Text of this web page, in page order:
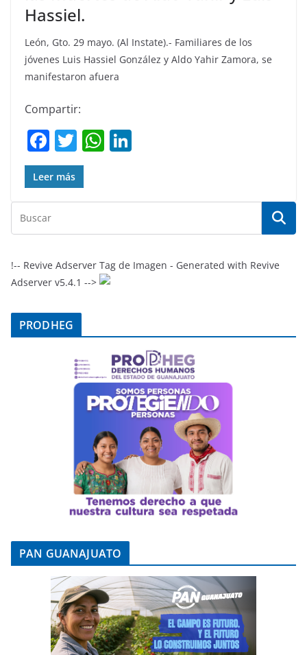
Hassiel.
León, Gto. 29 mayo. (Al Instate).- Familiares de los
jóvenes Luis Hassiel González y Aldo Yahir Zamora, se
manifestaron afuera
Compartir:
F
a
c
e
b
o
k
T
w
itt
er
W
s
A
p
e
dI
Leer más
!-- Revive Adserver Tag de Imagen - Generated with Revive
Adserver v5.4.1 -->
PRODHEG
PAN GUANAJUATO